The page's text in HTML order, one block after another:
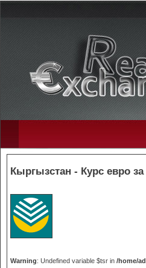
Кыргызстан - Курс евро
Warning: Undefined variable $tsr in /home/